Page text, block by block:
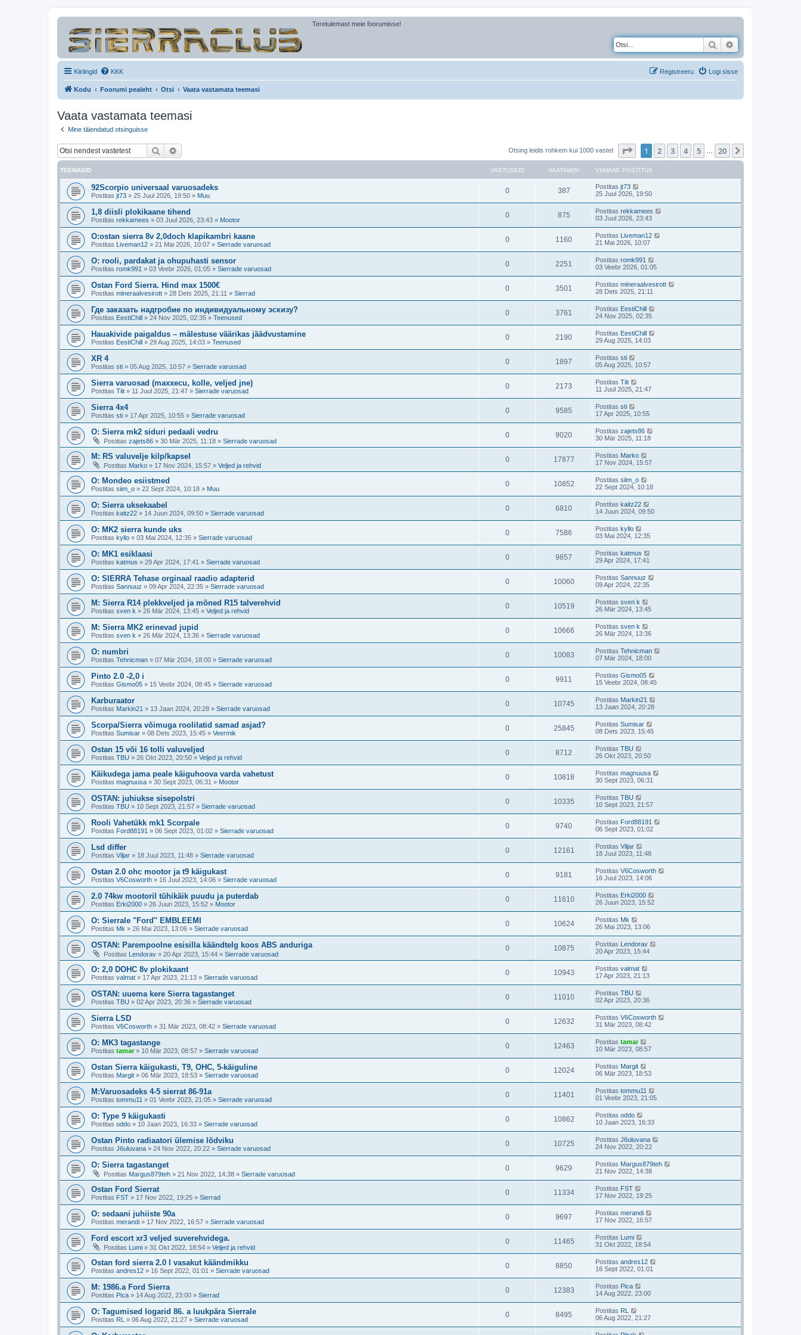
Teretulemast meie foorumisse!
Otsi
Kiirlingid KKK Logi sisse
Registreeru
Kodu Foorumi pealeht Otsi Vaata vastamata teemasi
Vaata vastamata teemasi
Mine täiendatud otsinguisse
Otsi Otsing leidis rohkem kui 1000 vastet . leht 20 -st
1 2 3 4 5 20
TEEMASID VASTUSEID VAATAMISI VIIMANE POSTITUS
92Scorpio universaal varuosadeks
Postitas jt73 » 25 Juul 2026, 19:50 » Muu
0 387 Postitas jt73
25 Juul 2026, 19:50
1,8 diisli plokikaane tihend
Postitas rekkamees » 03 Juul 2026, 23:43 » Mootor
0 875 Postitas rekkamees
03 Juul 2026, 23:43
O:ostan sierra 8v 2,0doch klapikambri kaane
Postitas Liveman12 » 21 Mai 2026, 10:07 » Sierrade varuosad
0 1160 Postitas Liveman12
21 Mai 2026, 10:07
O: rooli, pardakat ja ohupuhasti sensor
Postitas romk991 » 03 Veebr 2026, 01:05 » Sierrade varuosad
0 2251 Postitas romk991
03 Veebr 2026, 01:05
Ostan Ford Sierra. Hind max 1500€
Postitas mineraalvesirott » 28 Dets 2025, 21:11 » Sierrad
0 3501 Postitas mineraalvesirott
28 Dets 2025, 21:11
Где заказать надгробие по индивидуальному эскизу?
Postitas EestiChill » 24 Nov 2025, 02:35 » Teenused
0 3761 Postitas EestiChill
24 Nov 2025, 02:35
Hauakivide paigaldus – mälestuse väärikas jäädvustamine
Postitas EestiChill » 29 Aug 2025, 14:03 » Teenused
0 2190 Postitas EestiChill
29 Aug 2025, 14:03
XR 4
Postitas sti » 05 Aug 2025, 10:57 » Sierrade varuosad
0 1897 Postitas sti
05 Aug 2025, 10:57
Sierra varuosad (maxxecu, kolle, veljed jne)
Postitas Tiit » 11 Juul 2025, 21:47 » Sierrade varuosad
0 2173 Postitas Tiit
11 Juul 2025, 21:47
Sierra 4x4
Postitas sti » 17 Apr 2025, 10:55 » Sierrade varuosad
0 9585 Postitas sti
17 Apr 2025, 10:55
O: Sierra mk2 siduri pedaali vedru
Postitas zajets86 » 30 Mär 2025, 11:18 » Sierrade varuosad
0 9020 Postitas zajets86
30 Mär 2025, 11:18
M: RS valuvelje kilp/kapsel
Postitas Marko » 17 Nov 2024, 15:57 » Veljed ja rehvid
0 17877 Postitas Marko
17 Nov 2024, 15:57
O: Mondeo esiistmed
Postitas siim_o » 22 Sept 2024, 10:18 » Muu
0 10852 Postitas siim_o
22 Sept 2024, 10:18
O: Sierra uksekaabel
Postitas kaitz22 » 14 Juun 2024, 09:50 » Sierrade varuosad
0 6810 Postitas kaitz22
14 Juun 2024, 09:50
O: MK2 sierra kunde uks
Postitas kyllo » 03 Mai 2024, 12:35 » Sierrade varuosad
0 7586 Postitas kyllo
03 Mai 2024, 12:35
O: MK1 esiklaasi
Postitas katmus » 29 Apr 2024, 17:41 » Sierrade varuosad
0 9857 Postitas katmus
29 Apr 2024, 17:41
O: SIERRA Tehase orginaal raadio adapterid
Postitas Sannuuz » 09 Apr 2024, 22:35 » Sierrade varuosad
0 10060 Postitas Sannuuz
09 Apr 2024, 22:35
M: Sierra R14 plekkveljed ja mõned R15 talverehvid
Postitas sven k » 26 Mär 2024, 13:45 » Veljed ja rehvid
0 10519 Postitas sven k
26 Mär 2024, 13:45
M: Sierra MK2 erinevad jupid
Postitas sven k » 26 Mär 2024, 13:36 » Sierrade varuosad
0 10666 Postitas sven k
26 Mär 2024, 13:36
O: numbri
Postitas Tehnicman » 07 Mär 2024, 18:00 » Sierrade varuosad
0 10083 Postitas Tehnicman
07 Mär 2024, 18:00
Pinto 2.0 -2,0 i
Postitas Gismo05 » 15 Veebr 2024, 08:45 » Sierrade varuosad
0 9911 Postitas Gismo05
15 Veebr 2024, 08:45
Karburaator
Postitas Markin21 » 13 Jaan 2024, 20:28 » Sierrade varuosad
0 10745 Postitas Markin21
13 Jaan 2024, 20:28
Scorpa/Sierra võimuga roolilatid samad asjad?
Postitas Sumisar » 08 Dets 2023, 15:45 » Veermik
0 25845 Postitas Sumisar
08 Dets 2023, 15:45
Ostan 15 või 16 tolli valuveljed
Postitas TBU » 26 Okt 2023, 20:50 » Veljed ja rehvid
0 8712 Postitas TBU
26 Okt 2023, 20:50
Käikudega jama peale käiguhoova varda vahetust
Postitas magnuusa » 30 Sept 2023, 06:31 » Mootor
0 10818 Postitas magnuusa
30 Sept 2023, 06:31
OSTAN: juhiukse sisepolstri
Postitas TBU » 10 Sept 2023, 21:57 » Sierrade varuosad
0 10335 Postitas TBU
10 Sept 2023, 21:57
Rooli Vahetükk mk1 Scorpale
Postitas Ford88191 » 06 Sept 2023, 01:02 » Sierrade varuosad
0 9740 Postitas Ford88191
06 Sept 2023, 01:02
Lsd differ
Postitas Viljar » 18 Juul 2023, 11:48 » Sierrade varuosad
0 12161 Postitas Viljar
18 Juul 2023, 11:48
Ostan 2.0 ohc mootor ja t9 käigukast
Postitas V6Cosworth » 16 Juul 2023, 14:06 » Sierrade varuosad
0 9181 Postitas V6Cosworth
16 Juul 2023, 14:06
2.0 74kw mootoril tühikäik puudu ja puterdab
Postitas Erki2000 » 26 Juun 2023, 15:52 » Mootor
0 11610 Postitas Erki2000
26 Juun 2023, 15:52
O: Sierrale "Ford" EMBLEEMI
Postitas Mk » 26 Mai 2023, 13:06 » Sierrade varuosad
0 10624 Postitas Mk
26 Mai 2023, 13:06
OSTAN: Parempoolne esisilla käändtelg koos ABS anduriga
Postitas Lendorav » 20 Apr 2023, 15:44 » Sierrade varuosad
0 10875 Postitas Lendorav
20 Apr 2023, 15:44
O: 2,0 DOHC 8v plokikaant
Postitas valmat » 17 Apr 2023, 21:13 » Sierrade varuosad
0 10943 Postitas valmat
17 Apr 2023, 21:13
OSTAN: uuema kere Sierra tagastanget
Postitas TBU » 02 Apr 2023, 20:36 » Sierrade varuosad
0 11010 Postitas TBU
02 Apr 2023, 20:36
Sierra LSD
Postitas V6Cosworth » 31 Mär 2023, 08:42 » Sierrade varuosad
0 12632 Postitas V6Cosworth
31 Mär 2023, 08:42
O: MK3 tagastange
Postitas tamar» 10 Mär 2023, 08:57 » Sierrade varuosad
0 12463 Postitas tamar
10 Mär 2023, 08:57
Ostan Sierra käigukasti, T9, OHC, 5-käiguline
Postitas Margit » 06 Mär 2023, 18:53 » Sierrade varuosad
0 12024 Postitas Margit
06 Mär 2023, 18:53
M:Varuosadeks 4-5 sierrat 86-91a
Postitas tommu11 » 01 Veebr 2023, 21:05 » Sierrade varuosad
0 11401 Postitas tommu11
01 Veebr 2023, 21:05
O: Type 9 käigukasti
Postitas oddo » 10 Jaan 2023, 16:33 » Sierrade varuosad
0 10862 Postitas oddo
10 Jaan 2023, 16:33
Ostan Pinto radiaatori ülemise lõdviku
Postitas J6uluvana » 24 Nov 2022, 20:22 » Sierrade varuosad
0 10725 Postitas J6uluvana
24 Nov 2022, 20:22
O: Sierra tagastanget
Postitas Margus879teh » 21 Nov 2022, 14:38 » Sierrade varuosad
0 9629 Postitas Margus879teh
21 Nov 2022, 14:38
Ostan Ford Sierrat
Postitas FST » 17 Nov 2022, 19:25 » Sierrad
0 11334 Postitas FST
17 Nov 2022, 19:25
O: sedaani juhiiste 90a
Postitas merandi » 17 Nov 2022, 16:57 » Sierrade varuosad
0 9697 Postitas merandi
17 Nov 2022, 16:57
Ford escort xr3 veljed suverehvidega.
Postitas Lumi » 31 Okt 2022, 18:54 » Veljed ja rehvid
0 11465 Postitas Lumi
31 Okt 2022, 18:54
Ostan ford sierra 2.0 I vasakut käändmikku
Postitas andres12 » 16 Sept 2022, 01:01 » Sierrade varuosad
0 8850 Postitas andres12
16 Sept 2022, 01:01
M: 1986.a Ford Sierra
Postitas Pica » 14 Aug 2022, 23:00 » Sierrad
0 12383 Postitas Pica
14 Aug 2022, 23:00
O: Tagumised logarid 86. a luukpära Sierrale
Postitas RL » 06 Aug 2022, 21:27 » Sierrade varuosad
0 8495 Postitas RL
06 Aug 2022, 21:27